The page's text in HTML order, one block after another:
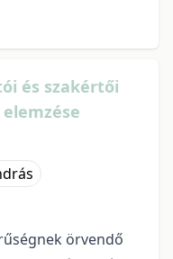
és szakértői
örvendő